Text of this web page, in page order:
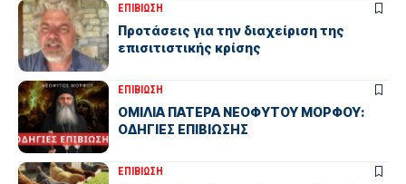
ΕΠΙΒΙΩΣΗ
Προτάσεις για την διαχείριση της
επισιτιστικής κρίσης
ΕΠΙΒΙΩΣΗ
ΟΜΙΛΙΑ ΠΑΤΕΡΑ ΝΕΟΦΥΤΟΥ ΜΟΡΦΟΥ:
ΟΔΗΓΙΕΣ ΕΠΙΒΙΩΣΗΣ
ΕΠΙΒΙΩΣΗ